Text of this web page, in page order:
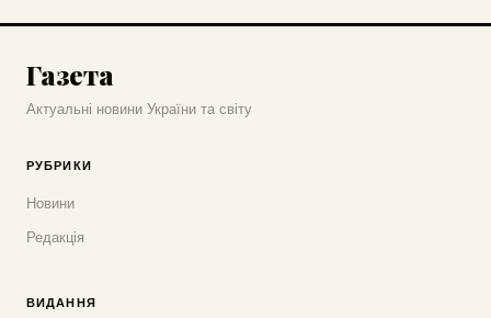
Газета
Актуальні новини України та світу
РУБРИКИ
Новини
Редакція
ВИДАННЯ